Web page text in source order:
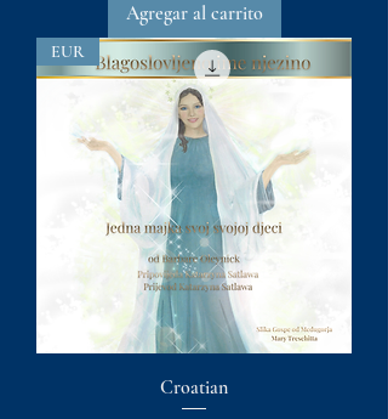
Agregar al carrito
EUR
Croatian